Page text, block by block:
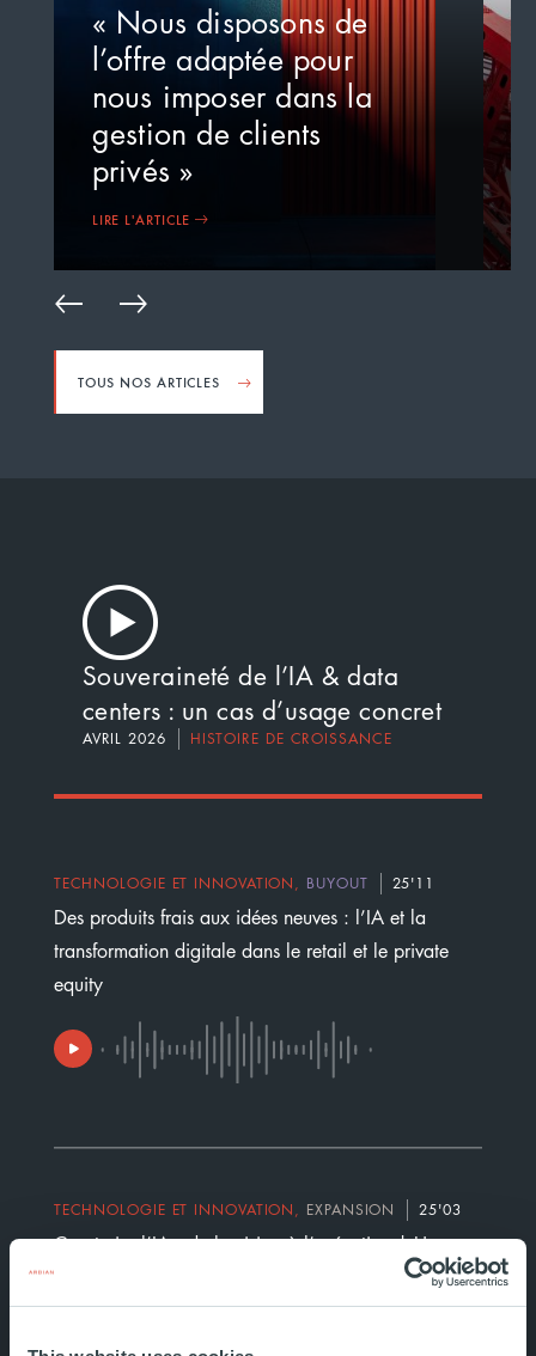
« Nous disposons de
l’offre adaptée pour
nous imposer dans la
gestion de clients
privés »
LIRE L'ARTICLE
TOUS NOS ARTICLES
Souveraineté de l’IA & data
centers : un cas d’usage concret
AVRIL 2026 HISTOIRE DE CROISSANCE
Des produits frais aux idées neuves : l’IA et la
transformation digitale dans le retail et le private
equity
TECHNOLOGIE ET INNOVATION, BUYOUT 25'11
Construire l’IA : de la vision à l’exécution | Une
conversation avec Artefact
TECHNOLOGIE ET INNOVATION, EXPANSION 25'03